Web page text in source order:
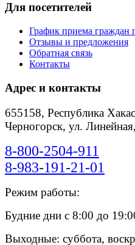
Для посетителей
График приема граждан
Отзывы и предложения
Обратная связь
Контакты
Адрес и контакты
655158, Республика
Черногорск, ул.
8-800-2504-911
8-983-191-21-01
Режим работы:
Будние дни с 8:00 до
Выходные: суббота,